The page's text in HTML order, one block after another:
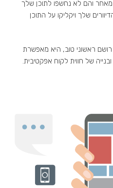
והם לא נחשפו לתוכן שלך
שלך ויקליקו על התוכן
רושם ראשוני טוב, היא מאפשרת
של חווית לקוח אפקטיבית.